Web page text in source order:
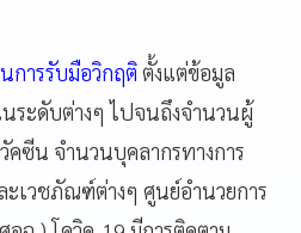
การรับมือวิกฤติตั้งแต่ข้อมูล
ระดับต่างๆ ไปจนถึงจำนวนผู้
ซีน จำนวนบุคลากรทางการ
เวชภัณฑ์ต่างๆ ศูนย์อำนวยการ